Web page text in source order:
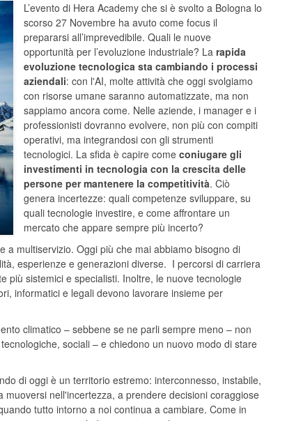
L’evento di Hera Academy che si è svolto a Bologna lo
scorso 27 Novembre ha avuto come focus il
prepararsi all’imprevedibile. Quali le nuove
opportunità per l’evoluzione industriale? La rapida
evoluzione tecnologica sta cambiando i processi
aziendali: con l'AI, molte attività che oggi svolgiamo
con risorse umane saranno automatizzate, ma non
sappiamo ancora come. Nelle aziende, i manager e i
professionisti dovranno evolvere, non più con compiti
operativi, ma integrandosi con gli strumenti
tecnologici. La sfida è capire comeconiugare gli
investimenti in tecnologia con la crescita delle
persone per mantenere la competitività. Ciò
genera incertezze: quali competenze sviluppare, su
quali tecnologie investire, e come affrontare un
mercato che appare sempre più incerto?
a multiservizio. Oggi più che mai abbiamo bisogno di
esperienze e generazioni diverse. I percorsi di carriera
più sistemici e specialisti. Inoltre, le nuove tecnologie
informatici e legali devono lavorare insieme per
climatico – sebbene se ne parli sempre meno – non
sociali – e chiedono un nuovo modo di stare
di oggi è un territorio estremo: interconnesso, instabile,
nell'incertezza, a prendere decisioni coraggiose
tutto intorno a noi continua a cambiare. Come in